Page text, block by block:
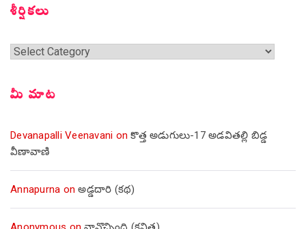
శీర్షికలు
శీర్షికలు
మీ మాట
Devanapalli Veenavani onకొత్త అడుగులు-17 అడవితల్లి బిడ్డ
వీణావాణి
Annapurna onఅడ్డదారి (కథ)